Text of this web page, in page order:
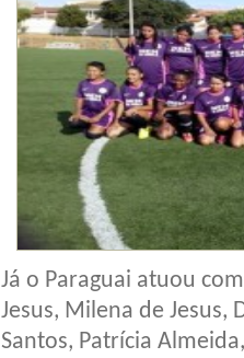
Já o Paraguai atuou
Jesus, Milena de Jesus,
Santos, Patrícia